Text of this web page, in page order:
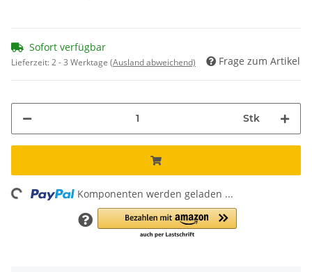
Sofort verfügbar
Lieferzeit:2 - 3 Werktage (Ausland abweichend) Frage zum Artikel
Stk
Komponenten werden geladen ...